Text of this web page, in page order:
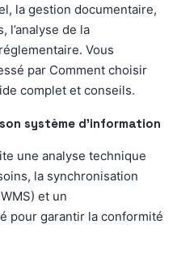
la gestion documentaire,
l’analyse de la
Vous
par Comment choisir
complet et conseils.
système d’information
une analyse technique
la synchronisation
et un
pour garantir la conformité